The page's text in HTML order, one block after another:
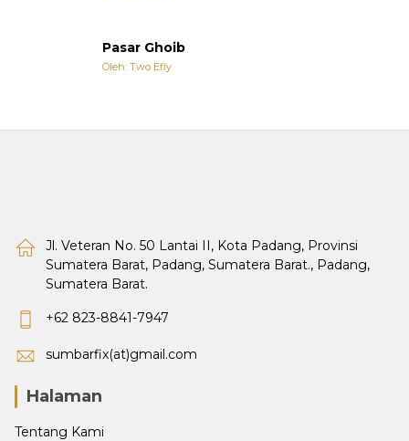
Pasar Ghoib
Oleh: Two Efly
Jl. Veteran No. 50 Lantai II, Kota Padang, Provinsi
Sumatera Barat, Padang, Sumatera Barat., Padang,
Sumatera Barat.
+62 823-8841-7947
sumbarfix(at)gmail.com
Halaman
Tentang Kami